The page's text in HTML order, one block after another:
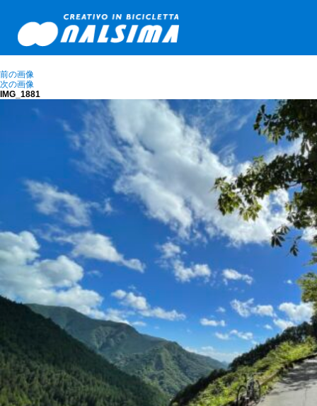
前の画像
次の画像
IMG_1881